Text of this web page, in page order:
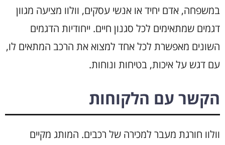
במשפחה, אדם יחיד או אנשי עסקים, וולוו מציעה מגוון
דגמים שמתאימים לכל סגנון חיים. ייחודיות הדגמים
השונים מאפשרת לכל אחד למצוא את הרכב המתאים לו,
עם דגש על איכות, בטיחות ונוחות.
הקשר עם הלקוחות
וולוו חורגת מעבר למכירה של רכבים. המותג מקיים